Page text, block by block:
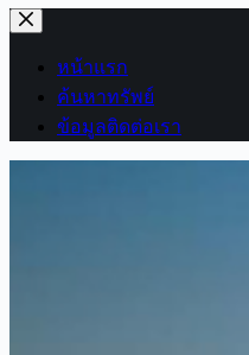
Skip
to
contentหน้าแรก
ค้นหาทรัพย์
ข้อมูลติดต่อเรา